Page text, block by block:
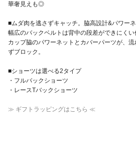
華奢見えも◎
■ムダ肉を逃さずキャッチ。脇高設計&パワーネ
幅広のバックベルトは背中の段差ができにくい
カップ脇のパワーネットとカバーパーツが、
ずブロック。
■ショーツは選べる2タイプ
・フルバックショーツ
・レースTバックショーツ
≫ ギフトラッピングはこちら ≪